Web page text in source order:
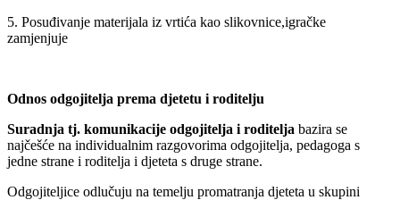
5. Posuđivanje materijala iz vrtića kao slikovnice,igračke
zamjenjuje
Odnos odgojitelja prema djetetu i roditelju
Suradnja tj. komunikacije odgojitelja i roditelja bazira se
najčešće na individualnim razgovorima odgojitelja, pedagoga s
jedne strane i roditelja i djeteta s druge strane.
Odgojiteljice odlučuju na temelju promatranja djeteta u skupini